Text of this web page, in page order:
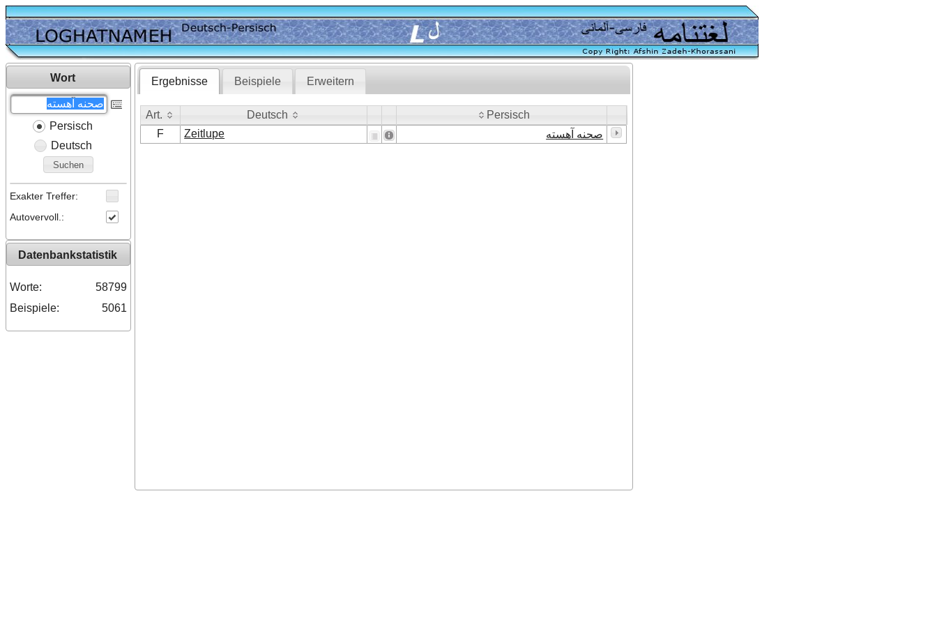
Wort
Persisch
Deutsch
Suchen
Exakter Treffer:
Autovervoll.:
Datenbankstatistik
Worte:
58799
Beispiele:
5061
Ergebnisse Beispiele Erweitern
Art. Deutsch
Persisch
Art.
F Zeitlupe صحنه آهسته